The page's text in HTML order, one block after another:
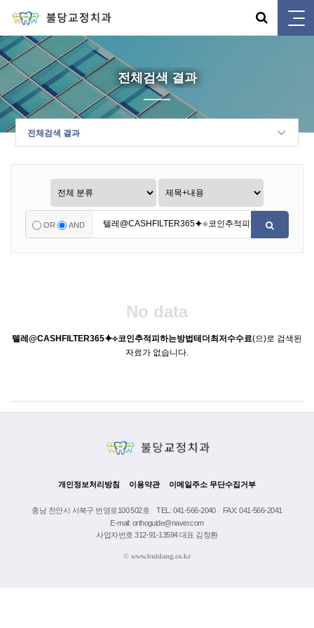
전체검색 결과
전체검색 결과
OR AND
No data
텔레@CASHFILTER365⯌⟡코인추적피하는방법테더최저수수료(으)로 검색된
자료가 없습니다.
개인정보처리방침 이용약관 이메일주소 무단수집거부
충남 천안시 서북구 번영로100 502호 TEL: 041-566-2040
FAX: 041-566-2041
E-mail: orthoguide@naver.com
사업자번호 312-91-13594 대표 김창환
© www.buldang.co.kr